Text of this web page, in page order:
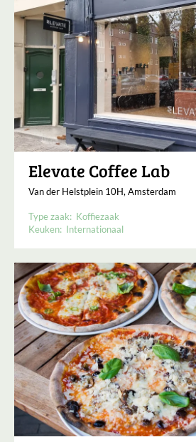
Elevate Coffee Lab
Van der Helstplein 10H, Amsterdam
Type zaak: Koffiezaak
Keuken: Internationaal